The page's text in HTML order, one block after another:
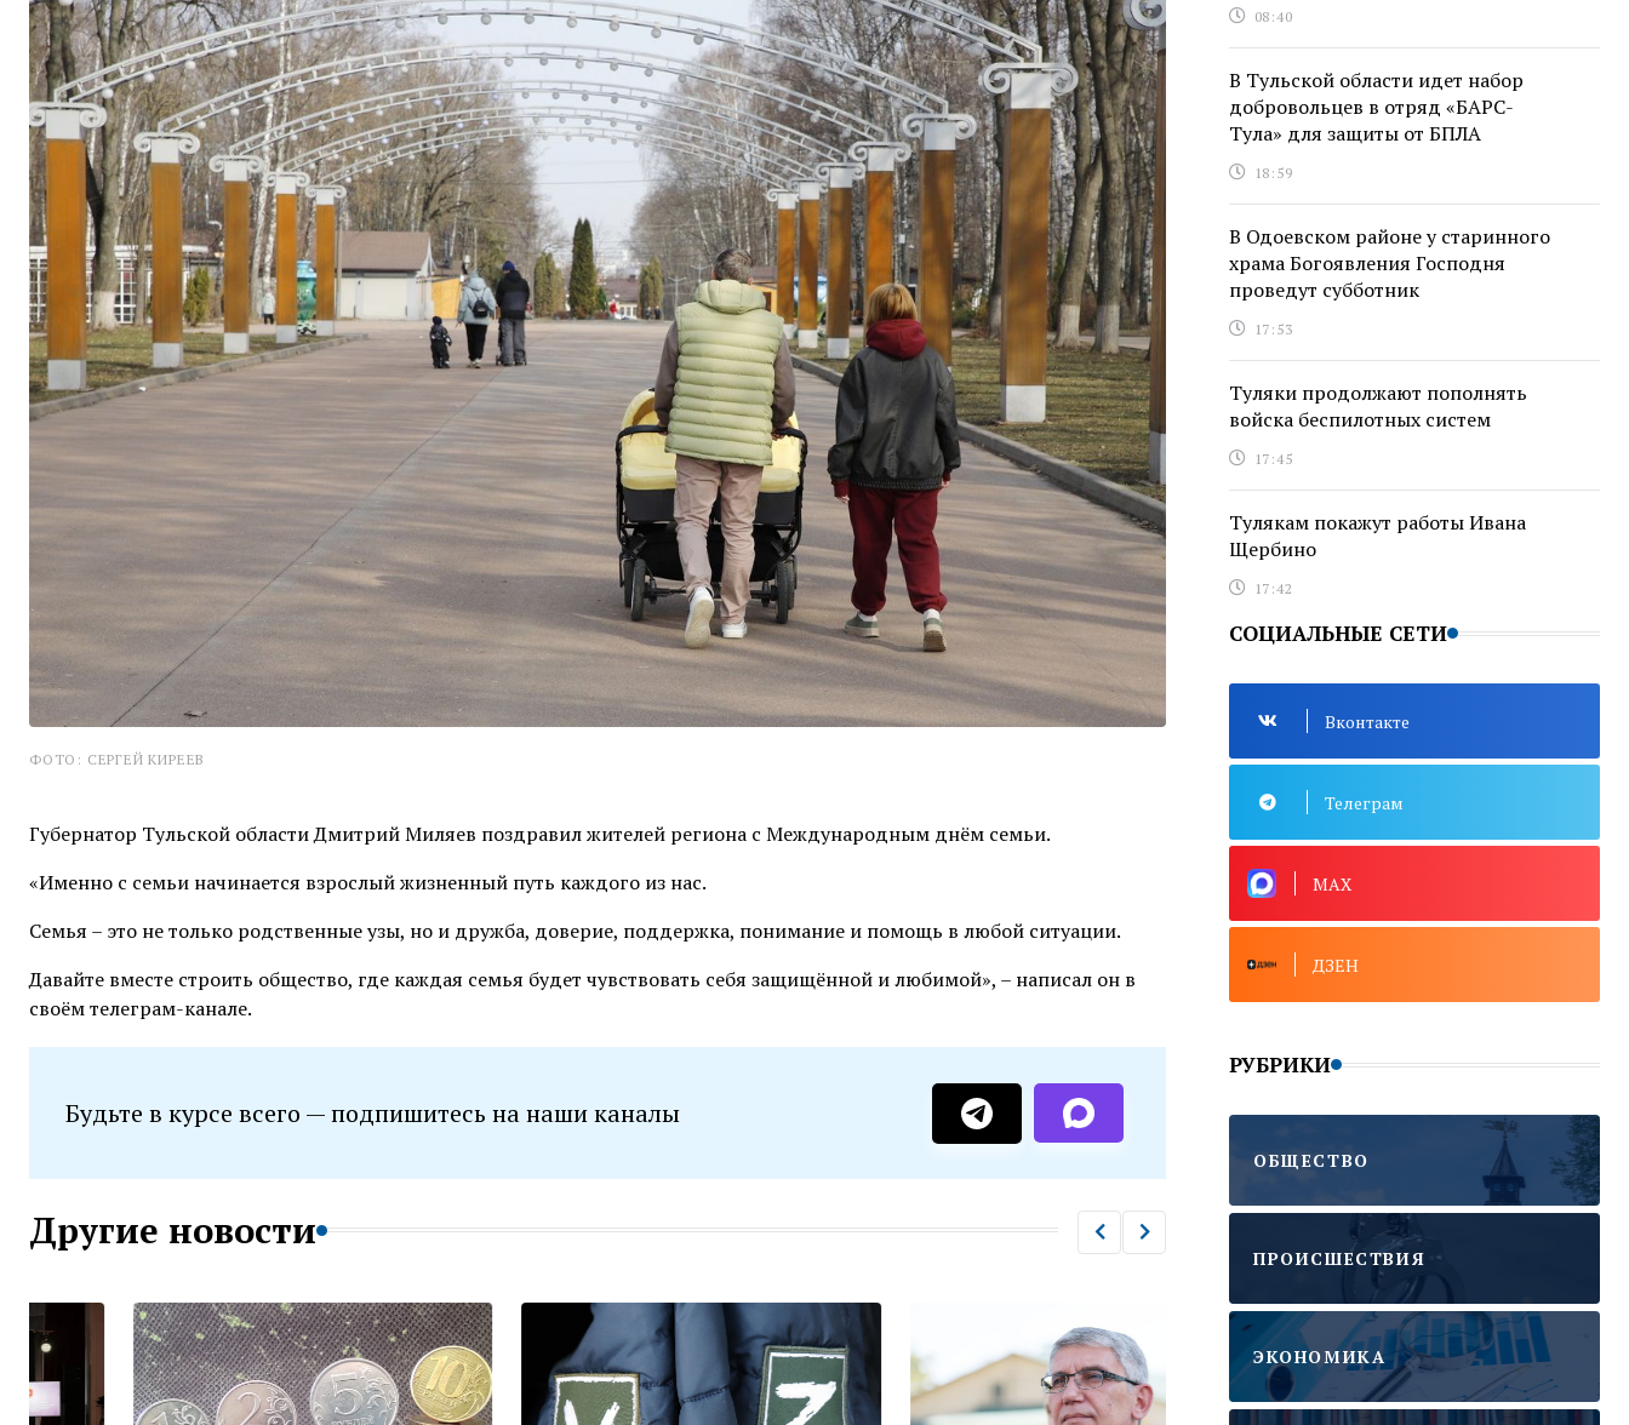
ФОТО: СЕРГЕЙ КИРЕЕВ
Губернатор Тульской области Дмитрий Миляев поздравил жителей региона с Международным днём семьи.
«Именно с семьи начинается взрослый жизненный путь каждого из нас.
Семья – это не только родственные узы, но и дружба, доверие, поддержка, понимание и помощь в любой ситуации.
Давайте вместе строить общество, где каждая семья будет чувствовать себя защищённой и любимой», – написал он в
своём телеграм-канале.
Будьте в курсе всего — подпишитесь на наши каналы
Другие новости
08:40
В Тульской области идет набор
добровольцев в отряд «БАРС-
Тула» для защиты от БПЛА
18:59
В Одоевском районе у старинного
храма Богоявления Господня
проведут субботник
17:53
Туляки продолжают пополнять
войска беспилотных систем
17:45
Тулякам покажут работы Ивана
Щербино
17:42
СОЦИАЛЬНЫЕ СЕТИ
Вконтакте
Телеграм
MAX
ДЗЕН
РУБРИКИ
ОБЩЕСТВО
ПРОИСШЕСТВИЯ
ЭКОНОМИКА